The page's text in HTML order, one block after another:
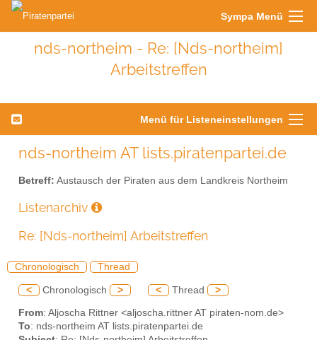
Sympa Menü
nds-northeim - Re: [Nds-northeim]
Arbeitstreffen
Menü für Listeneinstellungen
nds-northeim AT lists.piratenpartei.de
Betreff: Austausch der Piraten aus dem Landkreis Northeim
Listenarchiv
Re: [Nds-northeim] Arbeitstreffen
Chronologisch Thread
< Chronologisch > < Thread >
From: Aljoscha Rittner <aljoscha.rittner AT piraten-nom.de>
To: nds-northeim AT lists.piratenpartei.de